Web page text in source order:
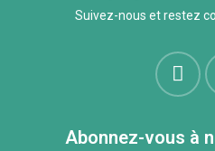
Suivez-nous et restez
Abonnez-vous à